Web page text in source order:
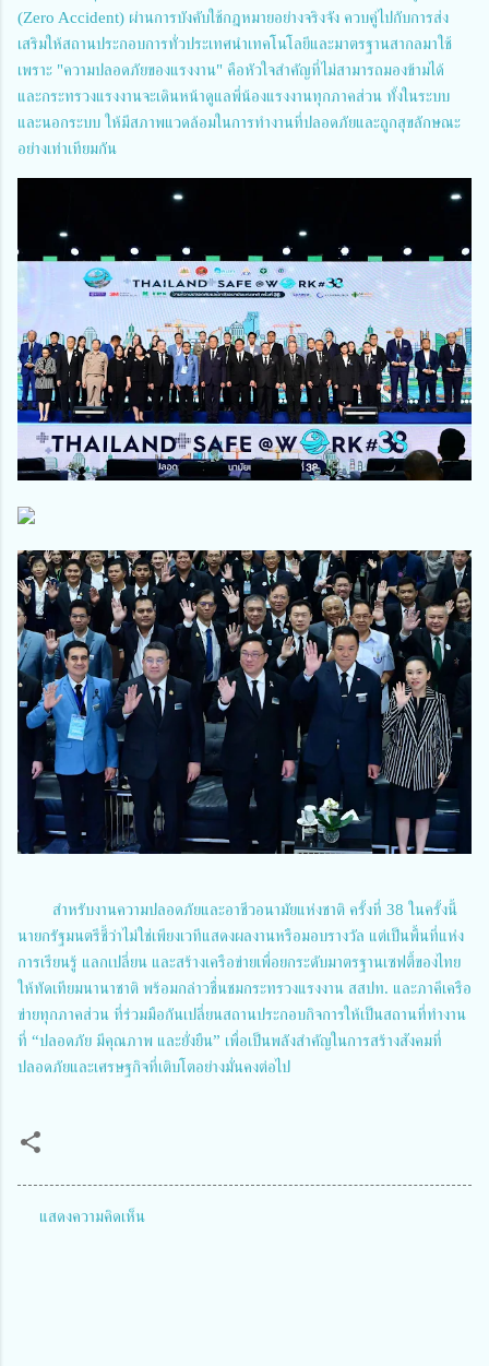
(Zero Accident) ผ่านการบังคับใช้กฎหมายอย่างจริงจัง ควบคู่ไปกับการส่ง
เสริมให้สถานประกอบการทั่วประเทศนำเทคโนโลยีและมาตรฐานสากลมาใช้
เพราะ "ความปลอดภัยของแรงงาน" คือหัวใจสำคัญที่ไม่สามารถมองข้ามได้
และกระทรวงแรงงานจะเดินหน้าดูแลพี่น้องแรงงานทุกภาคส่วน ทั้งในระบบ
และนอกระบบ ให้มีสภาพแวดล้อมในการทำงานที่ปลอดภัยและถูกสุขลักษณะ
อย่างเท่าเทียมกัน
สำหรับงานความปลอดภัยและอาชีวอนามัยแห่งชาติ ครั้งที่ 38 ในครั้งนี้
นายกรัฐมนตรีชี้ว่าไม่ใช่เพียงเวทีแสดงผลงานหรือมอบรางวัล แต่เป็นพื้นที่แห่ง
การเรียนรู้ แลกเปลี่ยน และสร้างเครือข่ายเพื่อยกระดับมาตรฐานเซฟตี้ของไทย
ให้ทัดเทียมนานาชาติ พร้อมกล่าวชื่นชมกระทรวงแรงงาน สสปท. และภาคีเครือ
ข่ายทุกภาคส่วน ที่ร่วมมือกันเปลี่ยนสถานประกอบกิจการให้เป็นสถานที่ทำงาน
ที่ “ปลอดภัย มีคุณภาพ และยั่งยืน” เพื่อเป็นพลังสำคัญในการสร้างสังคมที่
ปลอดภัยและเศรษฐกิจที่เติบโตอย่างมั่นคงต่อไป
แสดงความคิดเห็น